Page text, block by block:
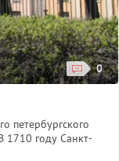
0
петербургского
1710 году Санкт-